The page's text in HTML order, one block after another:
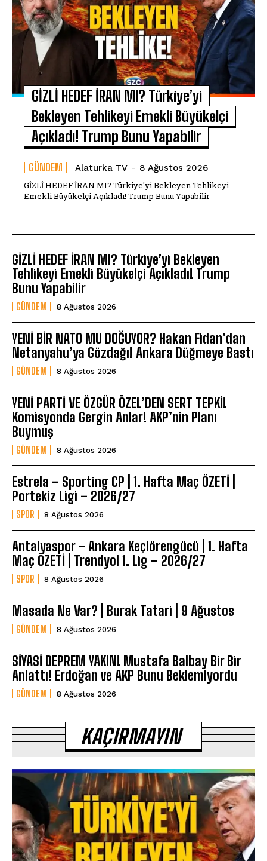
GİZLİ HEDEF İRAN MI? Türkiye’yi
Bekleyen Tehlikeyi Emekli Büyükelçi
Açıkladı! Trump Bunu Yapabilir
GÜNDEM Alaturka TV - 8 Ağustos 2026
GİZLİ HEDEF İRAN MI? Türkiye'yi Bekleyen Tehlikeyi
Emekli Büyükelçi Açıkladı! Trump Bunu Yapabilir
GİZLİ HEDEF İRAN MI? Türkiye’yi Bekleyen
Tehlikeyi Emekli Büyükelçi Açıkladı! Trump
Bunu Yapabilir
GÜNDEM 8 Ağustos 2026
YENİ BİR NATO MU DOĞUYOR? Hakan Fidan’dan
Netanyahu’ya Gözdağı! Ankara Düğmeye Bastı
GÜNDEM 8 Ağustos 2026
YENİ PARTİ VE ÖZGÜR ÖZEL’DEN SERT TEPKİ!
Komisyonda Gergin Anlar! AKP’nin Planı
Buymuş
GÜNDEM 8 Ağustos 2026
Estrela – Sporting CP | 1. Hafta Maç ÖZETİ |
Portekiz Ligi – 2026/27
SPOR 8 Ağustos 2026
Antalyaspor – Ankara Keçiörengücü | 1. Hafta
Maç ÖZETİ | Trendyol 1. Lig – 2026/27
SPOR 8 Ağustos 2026
Masada Ne Var? | Burak Tatari | 9 Ağustos
GÜNDEM 8 Ağustos 2026
SİYASİ DEPREM YAKIN! Mustafa Balbay Bir Bir
Anlattı! Erdoğan ve AKP Bunu Beklemiyordu
GÜNDEM 8 Ağustos 2026
KAÇIRMAYIN